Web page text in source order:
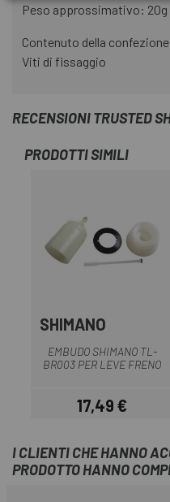
Peso approssimativo: 20g
Contenuto della
Viti di fissaggio
RECENSIONI TRUSTED
PRODOTTI SIMILI
SHIMANO
EMBUDO SHIMANO TL-
BR003 PER LEVE FRENO
Prezzo
17,49 €
I CLIENTI CHE HANNO
PRODOTTO HANNO